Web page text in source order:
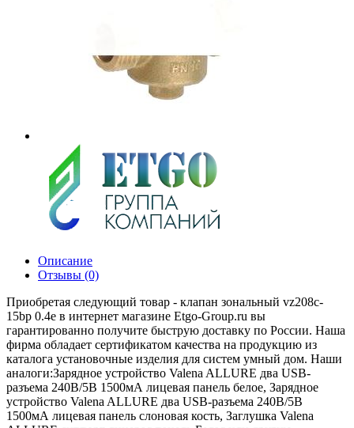
Описание
Отзывы (0)
Приобретая следующий товар - клапан зональный vz208c-
15bp 0.4e в интернет магазине Etgo-Group.ru вы
гарантированно получите быструю доставку по России. Наша
фирма обладает сертификатом качества на продукцию из
каталога установочные изделия для систем умный дом. Наши
аналоги:Зарядное устройство Valena ALLURE два USB-
разъема 240В/5В 1500мА лицевая панель белое, Зарядное
устройство Valena ALLURE два USB-разъема 240В/5В
1500мА лицевая панель слоновая кость, Заглушка Valena